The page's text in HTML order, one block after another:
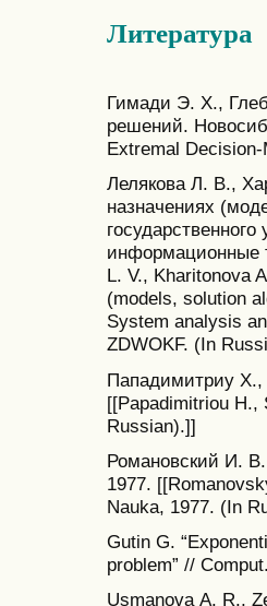
Литература
Гимади Э. Х.,
решений.
Extremal
Лелякова Л. В.,
назначениях
информационные
L. V., Kharitonova
(models, solution
System analysis
ZDWOKF. (In
Пападимитриу
[[Papadimitriou H.,
Russian).]]
Романовский И.
1977.
Nauka, 1977. (In
Gutin G.
problem” //
Usmanova А. R.,